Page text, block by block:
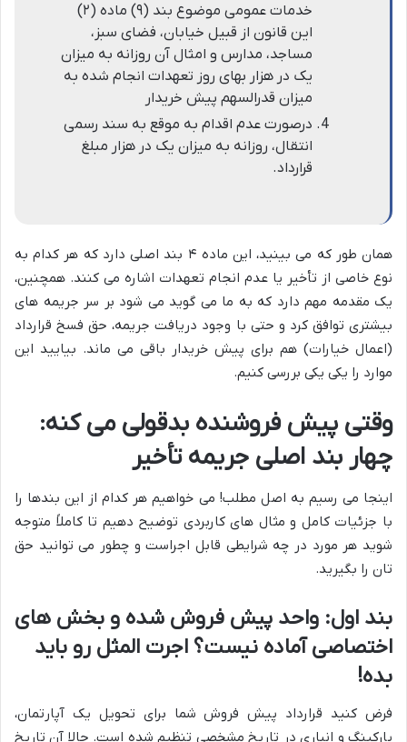
خدمات عمومی موضوع بند (۹) ماده (۲)
این قانون از قبیل خیابان، فضای سبز،
مساجد، مدارس و امثال آن روزانه به میزان
یک در هزار بهای روز تعهدات انجام شده به
میزان قدرالسهم پیش خریدار
درصورت عدم اقدام به موقع به سند رسمی
انتقال، روزانه به میزان یک در هزار مبلغ
قرارداد.
همان طور که می بینید، این ماده ۴ بند اصلی دارد که هر کدام به
نوع خاصی از تأخیر یا عدم انجام تعهدات اشاره می کنند. همچنین،
یک مقدمه مهم دارد که به ما می گوید می شود بر سر جریمه های
بیشتری توافق کرد و حتی با وجود دریافت جریمه، حق فسخ قرارداد
(اعمال خیارات) هم برای پیش خریدار باقی می ماند. بیایید این
موارد را یکی یکی بررسی کنیم.
وقتی پیش فروشنده بدقولی می کنه:
چهار بند اصلی جریمه تأخیر
اینجا می رسیم به اصل مطلب! می خواهیم هر کدام از این بندها را
با جزئیات کامل و مثال های کاربردی توضیح دهیم تا کاملاً متوجه
شوید هر مورد در چه شرایطی قابل اجراست و چطور می توانید حق
تان را بگیرید.
بند اول: واحد پیش فروش شده و بخش های
اختصاصی آماده نیست؟ اجرت المثل رو باید
بده!
فرض کنید قرارداد پیش فروش شما برای تحویل یک آپارتمان،
پارکینگ و انباری در تاریخ مشخصی تنظیم شده است. حالا آن تاریخ